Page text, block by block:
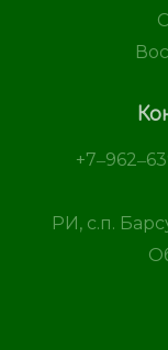
РИ, с.п.